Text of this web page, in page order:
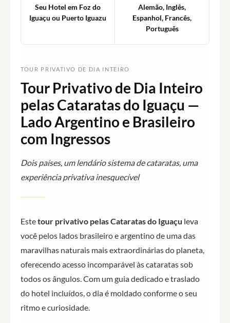
Seu Hotel em Foz do
Iguaçu ou Puerto Iguazu
Alemão, Inglês,
Espanhol, Francês,
Português
TOUR PRIVATIVO DE DIA INTEIRO
Tour Privativo de Dia Inteiro
pelas Cataratas do Iguaçu —
Lado Argentino e Brasileiro
com Ingressos
Dois países, um lendário sistema de cataratas, uma
experiência privativa inesquecível
Estetour privativo pelas Cataratas do Iguaçu leva
você pelos lados brasileiro e argentino de uma das
maravilhas naturais mais extraordinárias do planeta,
oferecendo acesso incomparável às cataratas sob
todos os ângulos. Com um guia dedicado e traslado
do hotel incluídos, o dia é moldado conforme o seu
ritmo e curiosidade.